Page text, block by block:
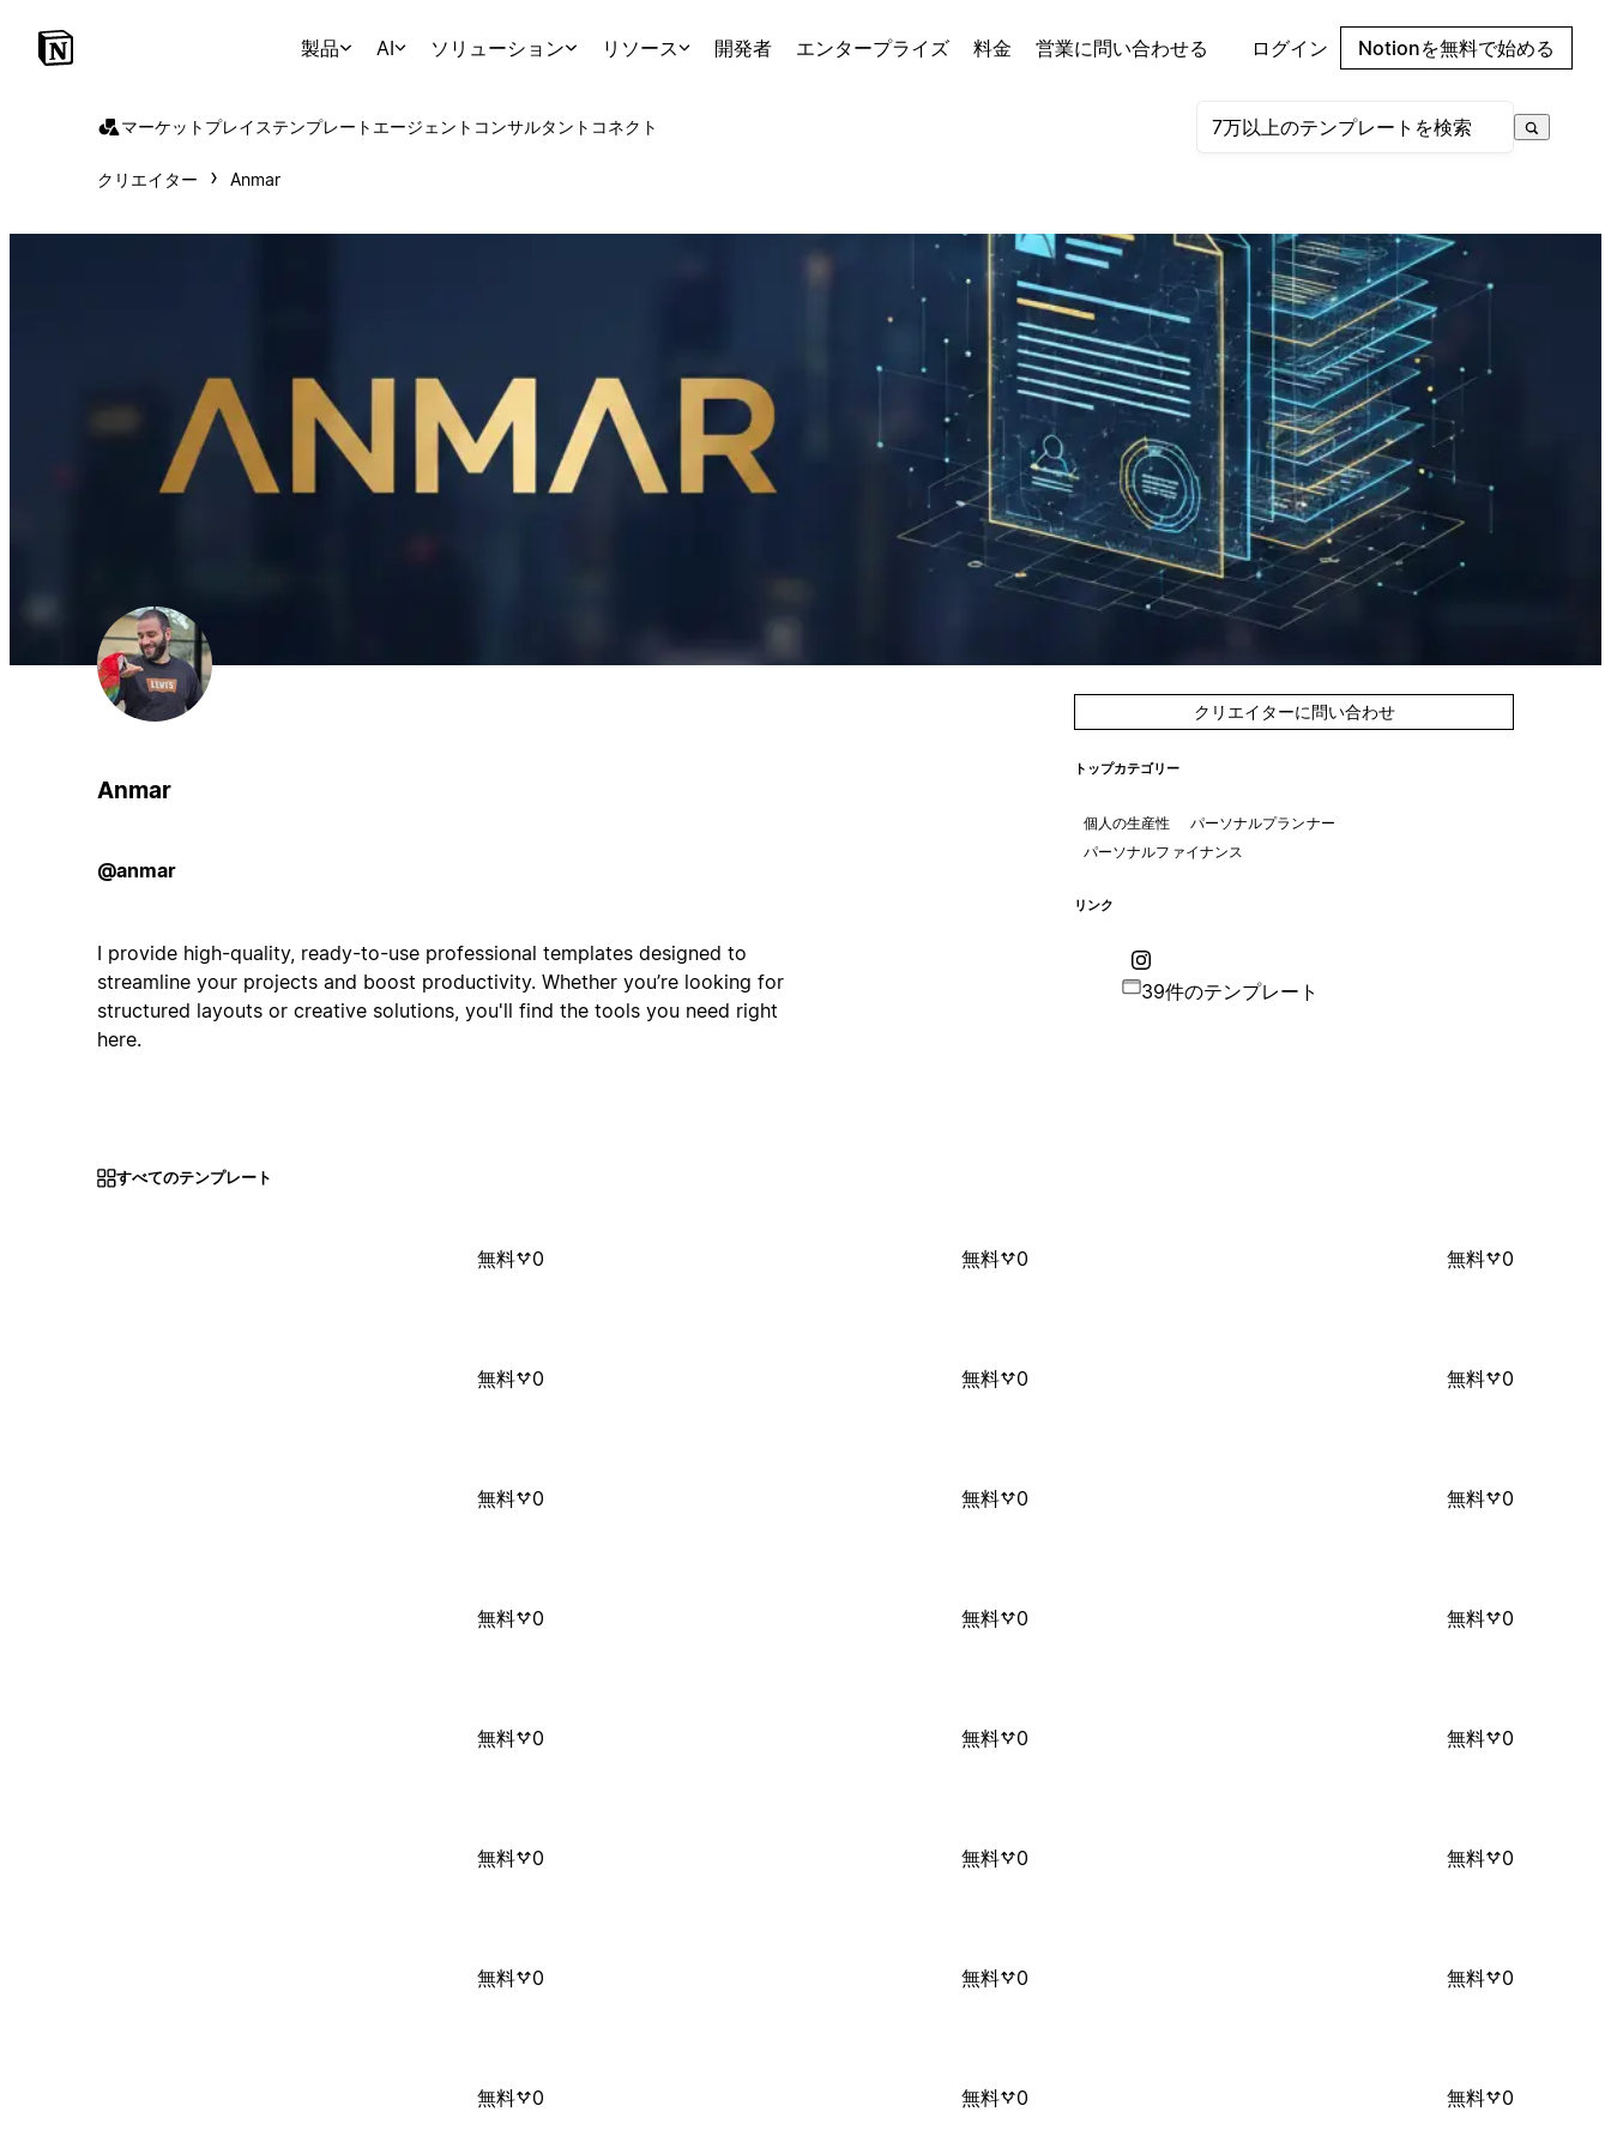
製品 AI ソリューション リソース 開発者 エンタープライズ 料金 営業に問い合わせる ログイン Notionを無料で始める
マーケットプレイステンプレート エージェント コンサルタント コネクト
クリエイター Anmar
Anmar
@anmar
I provide high-quality, ready-to-use professional templates designed to
streamline your projects and boost productivity. Whether you’re looking for
structured layouts or creative solutions, you'll find the tools you need right
here.
クリエイターに問い合わせ
トップカテゴリー
個人の生産性
パーソナルプランナー
パーソナルファイナンス
リンク
39件のテンプレート
すべてのテンプレート
無料 0 無料 0 無料 0
無料 0 無料 0 無料 0
無料 0 無料 0 無料 0
無料 0 無料 0 無料 0
無料 0 無料 0 無料 0
無料 0 無料 0 無料 0
無料 0 無料 0 無料 0
無料 0 無料 0 無料 0